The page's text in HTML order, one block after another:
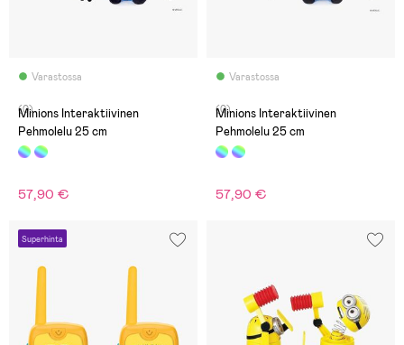
Varastossa
(0)
Minions Interaktiivinen
Pehmolelu 25 cm
57,90 €
Varastossa
(0)
Minions Interaktiivinen
Pehmolelu 25 cm
57,90 €
Superhinta